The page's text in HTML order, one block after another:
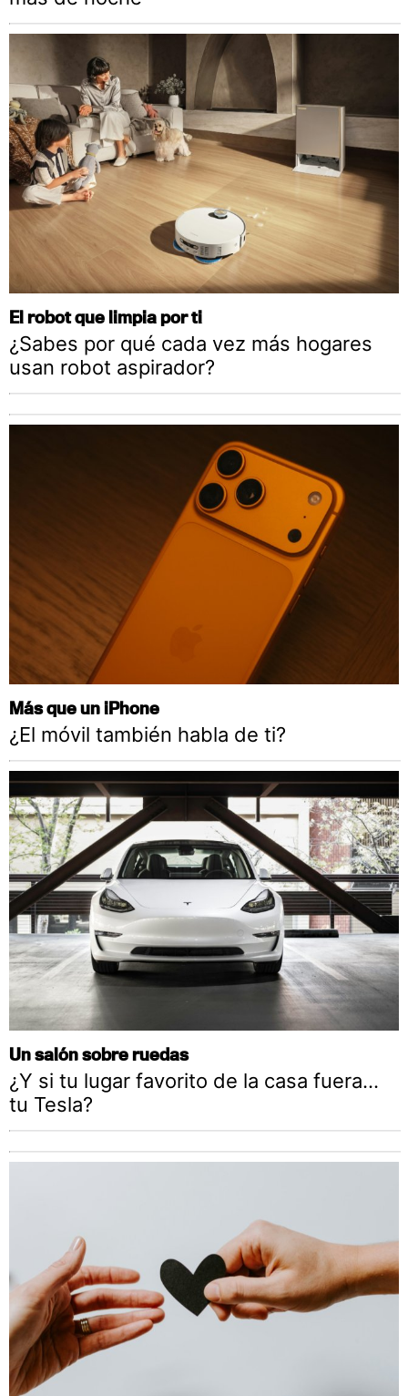
El robot que limpia por ti
¿Sabes por qué cada vez más hogares
usan robot aspirador?
Más que un iPhone
¿El móvil también habla de ti?
Un salón sobre ruedas
¿Y si tu lugar favorito de la casa fuera…
tu Tesla?